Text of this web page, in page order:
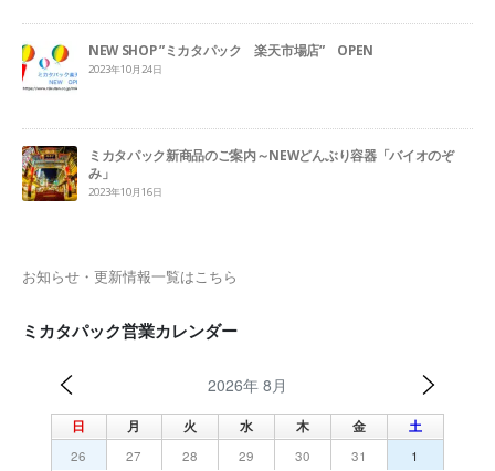
NEW SHOP ”ミカタパック 楽天市場店” OPEN
2023年10月24日
ミカタパック新商品のご案内～NEWどんぶり容器「バイオのぞ
み」
2023年10月16日
お知らせ・更新情報一覧はこちら
ミカタパック営業カレンダー
2026年 8月
日 月 火 水 木 金 土
26 27 28 29 30 31 1